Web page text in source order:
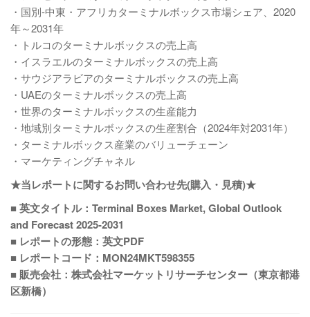
・国別-中東・アフリカターミナルボックス市場シェア、2020
年～2031年
・トルコのターミナルボックスの売上高
・イスラエルのターミナルボックスの売上高
・サウジアラビアのターミナルボックスの売上高
・UAEのターミナルボックスの売上高
・世界のターミナルボックスの生産能力
・地域別ターミナルボックスの生産割合（2024年対2031年）
・ターミナルボックス産業のバリューチェーン
・マーケティングチャネル
★当レポートに関するお問い合わせ先(購入・見積)★
■ 英文タイトル：Terminal Boxes Market, Global Outlook
and Forecast 2025-2031
■ レポートの形態：英文PDF
■ レポートコード：MON24MKT598355
■ 販売会社：株式会社マーケットリサーチセンター（東京都港
区新橋）